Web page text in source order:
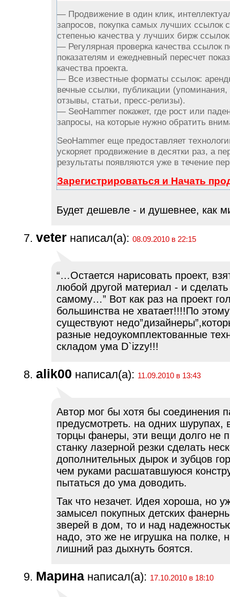
— Продвижение в один клик,
запросов, покупка самых лучших ссылок
степенью качества у лучших бирж
— Регулярная проверка качества ссылок
показателям и ежедневный пересчет
качества проекта.
— Все известные форматы ссылок:
вечные ссылки, публикации
отзывы, статьи, пресс-релизы).
— SeoHammer покажет, где рост или
запросы, на которые нужно обратить
SeoHammer еще предоставляет
ускоряет продвижение в десятки раз, а
результаты появляются уже в течение
Зарегистрироваться и Начать
Будет дешевле - и душевнее, как
veter написал(а): 08.09.2010 в 22:15
“…Остается нарисовать проект,
любой другой материал - и сделать
самому…” Вот как раз на проект
большинства не хватает!!!!По
существуют
разные недоукомплектованные
складом ума D`izzy!!!
alik00 написал(а): 11.09.2010 в 13:43
Автор мог бы хотя бы соединения
предусмотреть. на одних шурупах,
торцы фанеры, эти вещи долго не
станку лазерной резки сделать
дополнительных дырок и зубцов
чем руками расшатавшуюся
пытаться до ума доводить.
Так что незачет. Идея хороша, но
замысел покупных детских
зверей в дом, то и над
надо, это же не игрушка на полке,
лишний раз дыхнуть боятся.
Марина написал(а): 17.10.2010 в 18:10